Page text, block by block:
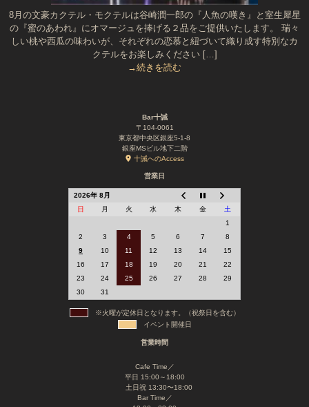
8月の文豪カクテル・モクテルは谷崎潤一郎の『人魚の嘆き』と室生犀星
の『蜜のあわれ』にオマージュを捧げる２品をご提供いたします。 瑞々
しい桃や西瓜の味わいが、それぞれの恋慕と紐づいて織り成す特別なカ
クテルをお楽しみください […]
→続きを読む
Bar十誡
〒104-0061
東京都中央区銀座5-1-8
銀座MSビル地下二階
十誡へのAccess
営業日
2026年 8月
日
月 火 水 木 金
土
1
2
3 4 5 6 7
8
9
10 11 12 13 14
15
16
17 18 19 20 21
22
23
24 25 26 27 28
29
30
31
※火曜が定休日となります。（祝祭日を含む）
イベント開催日
営業時間
Cafe Time／
平日 15:00～18:00
土日祝 13:30〜18:00
Bar Time／